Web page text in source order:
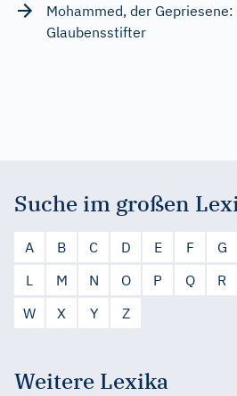
Mohammed, der
Glaubensstifter
Suche im großen
A B C D E F G
L
M N O P Q R
W
X Y Z
Weitere Lexika